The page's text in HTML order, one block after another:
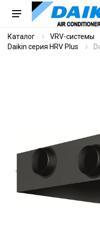
Каталог VRV-системы
Daikin серия HRV Plus